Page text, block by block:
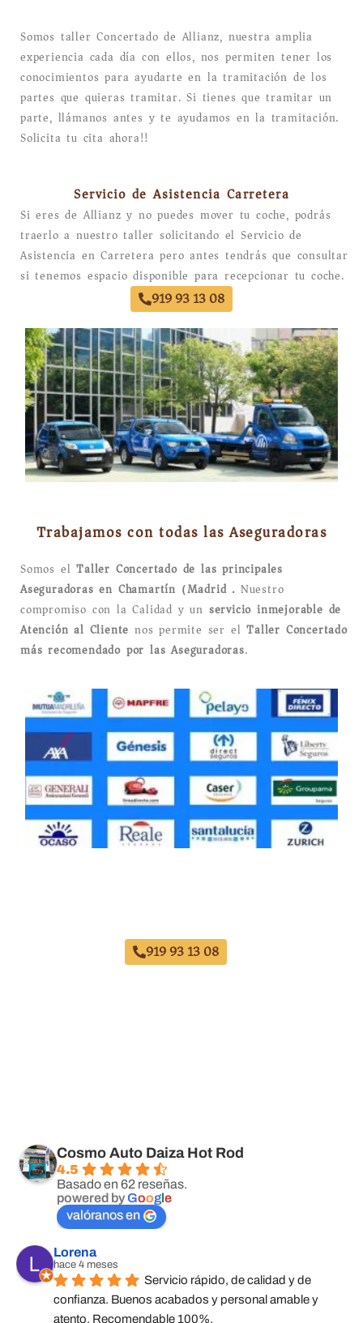
Somos taller Concertado de Allianz, nuestra amplia
experiencia cada día con ellos, nos permiten tener los
conocimientos para ayudarte en la tramitación de los
partes que quieras tramitar. Si tienes que tramitar un
parte, llámanos antes y te ayudamos en la tramitación.
Solicita tu cita ahora!!
Servicio de Asistencia Carretera
Si eres de Allianz y no puedes mover tu coche, podrás
traerlo a nuestro taller solicitando el Servicio de
Asistencia en Carretera pero antes tendrás que consultar
si tenemos espacio disponible para recepcionar tu coche.
919 93 13 08
Trabajamos con todas las Aseguradoras
Somos elTaller Concertado de las principales
Aseguradoras en Chamartín (Madrid). Nuestro
compromiso con la Calidad y un servicio inmejorable de
Atención al Clientenos permite ser elTaller Concertado
más recomendado por las Aseguradoras.
919 93 13 08
Cosmo Auto Daiza Hot Rod
4.5
Basado en 62 reseñas.
powered byGoogle
valóranos en
Lorena
hace 4 meses
Servicio rápido, de calidad y de
confianza. Buenos acabados y personal amable y
atento. Recomendable 100%.